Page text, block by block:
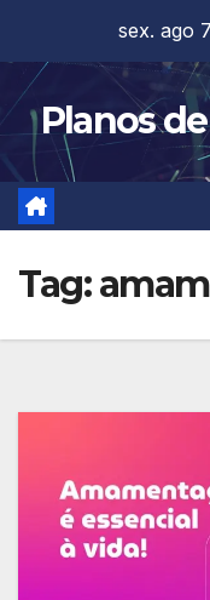
content
sex. ago
Planos
Tag: